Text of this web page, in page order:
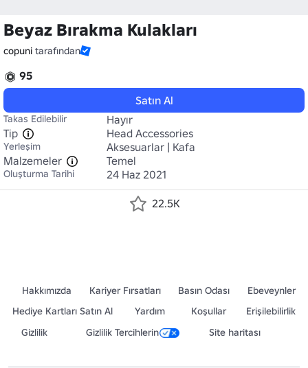
Beyaz Bırakma Kulakları
copuni tarafından
95
Satın Al
Takas Edilebilir
Hayır
Tip
Head Accessories
Yerleşim
Aksesuarlar | Kafa
Malzemeler
Temel
Oluşturma Tarihi 24 Haz 2021
22.5K
Hakkımızda Kariyer Fırsatları Basın Odası
Ebeveynler
Hediye Kartları Satın Al
Yardım Koşullar
Erişilebilirlik
Gizlilik
Gizlilik Tercihlerin Site haritası